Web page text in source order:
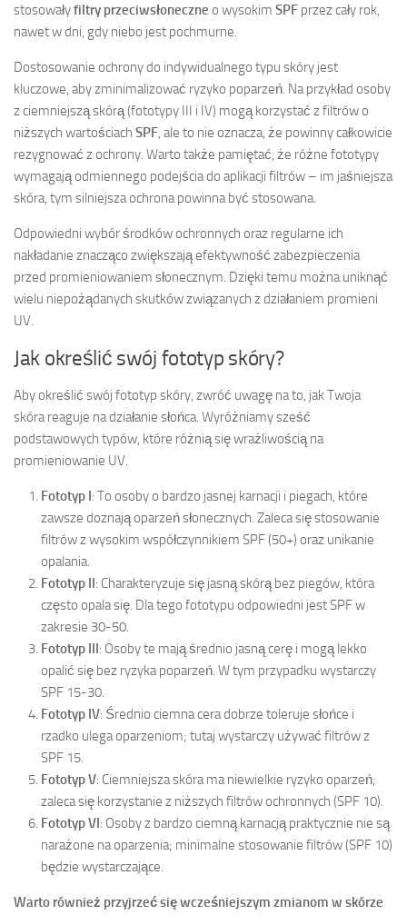
stosowałyfiltry przeciwsłoneczne o wysokim SPF przez cały rok,
nawet w dni, gdy niebo jest pochmurne.
Dostosowanie ochrony do indywidualnego typu skóry jest
kluczowe, aby zminimalizować ryzyko poparzeń. Na przykład osoby
z ciemniejszą skórą (fototypy III i IV) mogą korzystać z filtrów o
niższych wartościach SPF, ale to nie oznacza, że powinny całkowicie
rezygnować z ochrony. Warto także pamiętać, że różne fototypy
wymagają odmiennego podejścia do aplikacji filtrów – im jaśniejsza
skóra, tym silniejsza ochrona powinna być stosowana.
Odpowiedni wybór środków ochronnych oraz regularne ich
nakładanie znacząco zwiększają efektywność zabezpieczenia
przed promieniowaniem słonecznym. Dzięki temu można uniknąć
wielu niepożądanych skutków związanych z działaniem promieni
UV.
Jak określić swój fototyp skóry?
Aby określić swój fototyp skóry, zwróć uwagę na to, jak Twoja
skóra reaguje na działanie słońca. Wyróżniamy sześć
podstawowych typów, które różnią się wrażliwością na
promieniowanie UV.
Fototyp I: To osoby o bardzo jasnej karnacji i piegach, które
zawsze doznają oparzeń słonecznych. Zaleca się stosowanie
filtrów z wysokim współczynnikiem SPF (50+) oraz unikanie
opalania.
Fototyp II: Charakteryzuje się jasną skórą bez piegów, która
często opala się. Dla tego fototypu odpowiedni jest SPF w
zakresie 30-50.
Fototyp III: Osoby te mają średnio jasną cerę i mogą lekko
opalić się bez ryzyka poparzeń. W tym przypadku wystarczy
SPF 15-30.
Fototyp IV: Średnio ciemna cera dobrze toleruje słońce i
rzadko ulega oparzeniom; tutaj wystarczy używać filtrów z
SPF 15.
Fototyp V: Ciemniejsza skóra ma niewielkie ryzyko oparzeń;
zaleca się korzystanie z niższych filtrów ochronnych (SPF 10).
Fototyp VI: Osoby z bardzo ciemną karnacją praktycznie nie są
narażone na oparzenia; minimalne stosowanie filtrów (SPF 10)
będzie wystarczające.
Warto również przyjrzeć się wcześniejszym zmianom w skórze